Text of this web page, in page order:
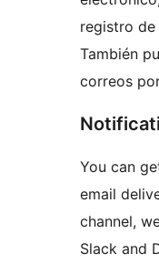
registro
También
correos
You can
email
channel,
Slack and